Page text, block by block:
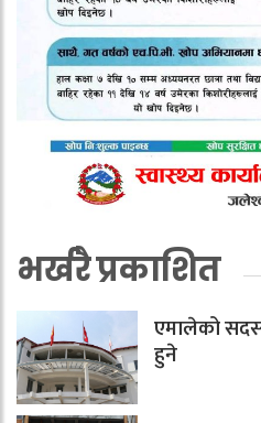
भर्खरै प्रकाशित
एमालेको
हुने